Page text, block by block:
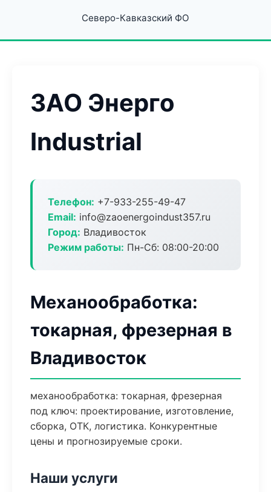
Северо-Кавказский ФО
ЗАО Энерго
Industrial
Телефон: +7-933-255-49-47
Email: info@zaoenergoindust357.ru
Город: Владивосток
Режим работы: Пн-Сб: 08:00-20:00
Механообработка:
токарная, фрезерная в
Владивосток
механообработка: токарная, фрезерная
под ключ: проектирование, изготовление,
сборка, ОТК, логистика. Конкурентные
цены и прогнозируемые сроки.
Наши услуги